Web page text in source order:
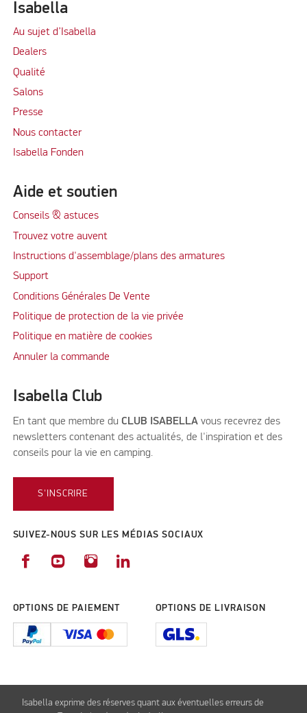
Isabella
Au sujet d’Isabella
Dealers
Qualité
Salons
Presse
Nous contacter
Isabella Fonden
Aide et soutien
Conseils & astuces
Trouvez votre auvent
Instructions d'assemblage/plans des armatures
Support
Conditions Générales De Vente
Politique de protection de la vie privée
Politique en matière de cookies
Annuler la commande
Isabella Club
En tant que membre du CLUB ISABELLA vous recevrez des
newsletters contenant des actualités, de l'inspiration et des
conseils pour la vie en camping.
S'INSCRIRE
SUIVEZ-NOUS SUR LES MÉDIAS SOCIAUX
OPTIONS DE PAIEMENT OPTIONS DE LIVRAISON
Isabella exprime des réserves quant aux éventuelles erreurs de